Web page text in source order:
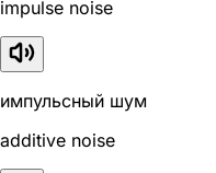
impulse noise
импульсный шум
additive noise